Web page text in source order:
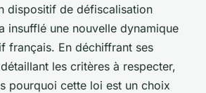
dispositif de défiscalisation
insufflé une nouvelle dynamique
français. En déchiffrant ses
les critères à respecter,
pourquoi cette loi est un choix